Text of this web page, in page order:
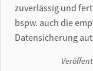
zuverlässig und
bspw. auch die
Datensicherung